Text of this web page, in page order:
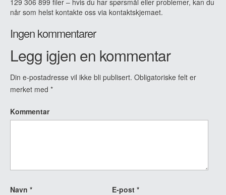
når som helst kontakte oss via kontaktskjemaet.
Ingen kommentarer
Legg igjen en kommentar
Din e-postadresse vil ikke bli publisert. Obligatoriske felt er
merket med *
Kommentar
Navn * E-post *